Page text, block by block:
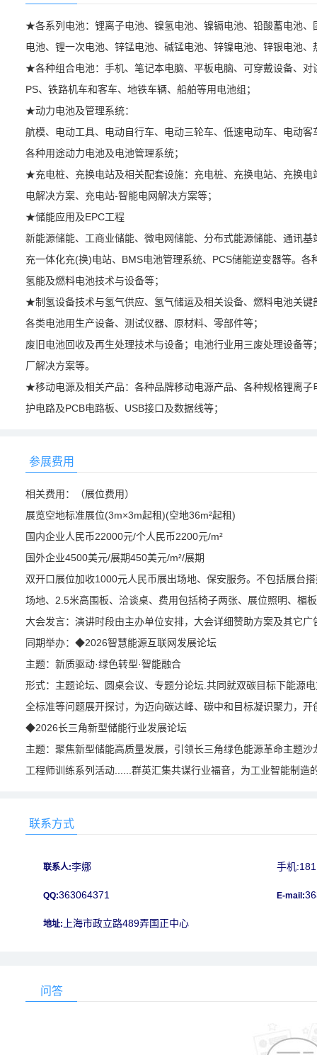
★各系列电池：锂离子电池、镍氢电池、镍镉电池、铅酸蓄电池
电池、锂一次电池、锌锰电池、碱锰电池、锌镍电池、锌银电池
★各种组合电池：手机、笔记本电脑、平板电脑、可穿戴设备、
PS、铁路机车和客车、地铁车辆、船舶等用电池组；
★动力电池及管理系统：
航模、电动工具、电动自行车、电动三轮车、低速电动车、电动
各种用途动力电池及电池管理系统；
★充电桩、充换电站及相关配套设施：充电桩、充换电站、充换
电解决方案、充电站-智能电网解决方案等；
★储能应用及EPC工程
新能源储能、工商业储能、微电网储能、分布式能源储能、通讯
充一体化充(换)电站、BMS电池管理系统、PCS储能逆变器等。各
氢能及燃料电池技术与设备等；
★制氢设备技术与氢气供应、氢气储运及相关设备、燃料电池关
各类电池用生产设备、测试仪器、原材料、零部件等；
废旧电池回收及再生处理技术与设备；电池行业用三废处理设备
厂解决方案等。
★移动电源及相关产品：各种品牌移动电源产品、各种规格锂离
护电路及PCB电路板、USB接口及数据线等；
参展费用
相关费用：（展位费用）
展览空地标准展位(3m×3m起租)(空地36m²起租)
国内企业人民币22000元/个人民币2200元/m²
国外企业4500美元/展期450美元/m²/展期
双开口展位加收1000元人民币展出场地、保安服务。不包括展台
场地、2.5米高围板、洽谈桌、费用包括椅子两张、展位照明、楣
大会发言：演讲时段由主办单位安排，大会详细赞助方案及其它广
同期举办：◆2026智慧能源互联网发展论坛
主题：新质驱动·绿色转型·智能融合
形式：主题论坛、圆桌会议、专题分论坛.共同就双碳目标下能源
全标准等问题展开探讨，为迈向碳达峰、碳中和目标凝识聚力，开
◆2026长三角新型储能行业发展论坛
主题：聚焦新型储能高质量发展，引领长三角绿色能源革命主题沙
工程师训练系列活动......群英汇集共谋行业福音，为工业智能制造
联系方式
联系人:李娜 手机
QQ:363064371 E-mail:
地址: 上海市政立路489弄国正中心
问答